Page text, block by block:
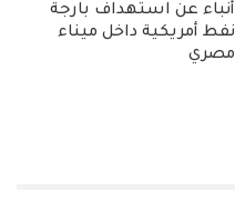
أنباء عن استهداف بارجة
نفط أمريكية داخل ميناء
مصري